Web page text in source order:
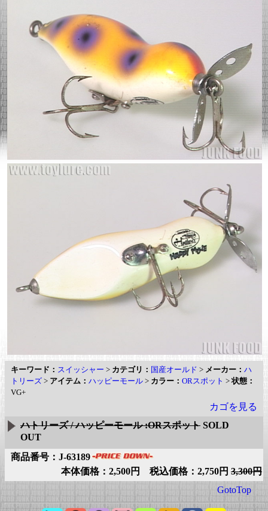
キーワード： スイッシャー > カテゴリ： 国産オールド > メーカー： ハ
トリーズ > アイテム： ハッピーモール > カラー： ORスポット >状態：
VG+
カゴを見る
ハトリーズ / ハッピーモール :ORスポット SOLD
OUT
商品番号：J-63189
本体価格：2,500円 税込価格：2,750円 3,300円
GotoTop